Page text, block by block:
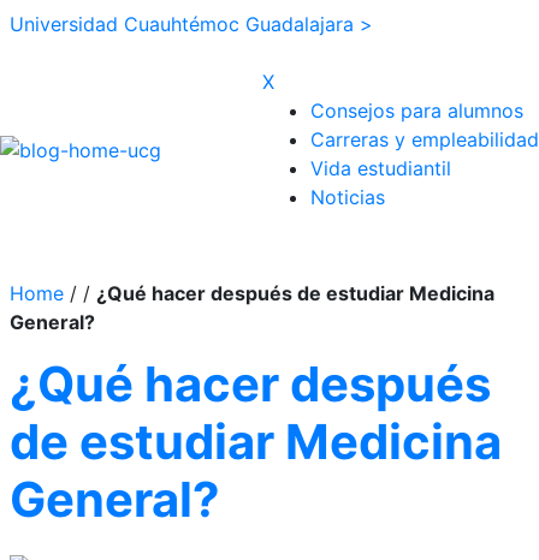
Universidad Cuauhtémoc Guadalajara >
X
Consejos para alumnos
Carreras y empleabilidad
Vida estudiantil
Noticias
Home / / ¿Qué hacer después de estudiar Medicina
General?
¿Qué hacer después
de estudiar Medicina
General?